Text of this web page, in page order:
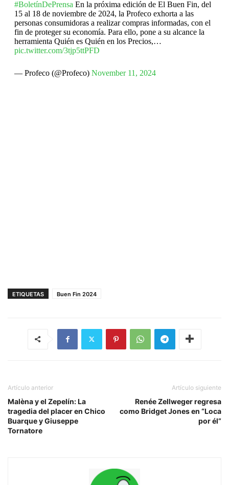
#BoletínDePrensa En la próxima edición de El Buen Fin, del
15 al 18 de noviembre de 2024, la Profeco exhorta a las
personas consumidoras a realizar compras informadas, con el
fin de proteger su economía. Para ello, pone a su alcance la
herramienta Quién es Quién en los Precios,…
pic.twitter.com/3tjp5ttPFD
— Profeco (@Profeco) November 11, 2024
ETIQUETAS Buen Fin 2024
Artículo anterior
Malèna y el Zepelín: La
tragedia del placer en Chico
Buarque y Giuseppe
Tornatore
Artículo siguiente
Renée Zellweger regresa
como Bridget Jones en “Loca
por él”